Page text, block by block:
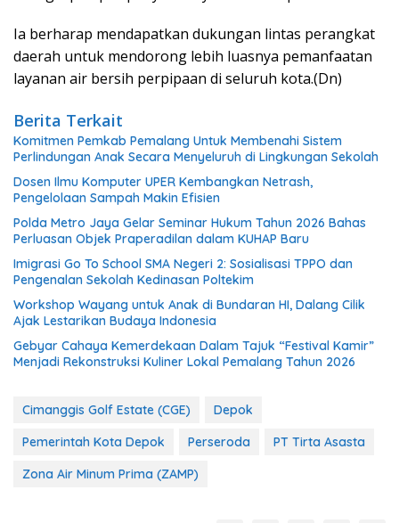
Ia berharap mendapatkan dukungan lintas perangkat
daerah untuk mendorong lebih luasnya pemanfaatan
layanan air bersih perpipaan di seluruh kota.(Dn)
Berita Terkait
Komitmen Pemkab Pemalang Untuk Membenahi Sistem
Perlindungan Anak Secara Menyeluruh di Lingkungan Sekolah
Dosen Ilmu Komputer UPER Kembangkan Netrash,
Pengelolaan Sampah Makin Efisien
Polda Metro Jaya Gelar Seminar Hukum Tahun 2026 Bahas
Perluasan Objek Praperadilan dalam KUHAP Baru
Imigrasi Go To School SMA Negeri 2: Sosialisasi TPPO dan
Pengenalan Sekolah Kedinasan Poltekim
Workshop Wayang untuk Anak di Bundaran HI, Dalang Cilik
Ajak Lestarikan Budaya Indonesia
Gebyar Cahaya Kemerdekaan Dalam Tajuk “Festival Kamir”
Menjadi Rekonstruksi Kuliner Lokal Pemalang Tahun 2026
Cimanggis Golf Estate (CGE)
Depok
Pemerintah Kota Depok
Perseroda
PT Tirta Asasta
Zona Air Minum Prima (ZAMP)